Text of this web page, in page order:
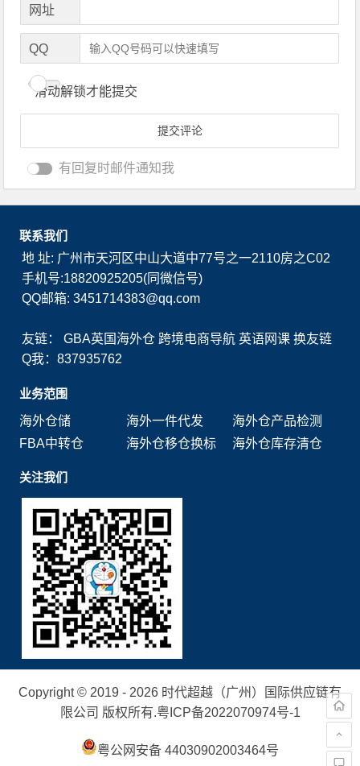
网址
QQ
滑动解锁才能提交
有回复时邮件通知我
联系我们
地 址: 广州市天河区中山大道中77号之一2110房之C02
手机号:18820925205(同微信号)
QQ邮箱: 3451714383@qq.com
友链：GBA英国海外仓 跨境电商导航 英语网课 换友链
Q我：837935762
业务范围
海外仓储
海外一件代发
海外仓产品检测
FBA中转仓
海外仓移仓换标 海外仓库存清仓
关注我们
Copyright © 2019 - 2026 时代超越（广州）国际供应链有
限公司 版权所有.粤ICP备2022070974号-1
粤公网安备 44030902003464号